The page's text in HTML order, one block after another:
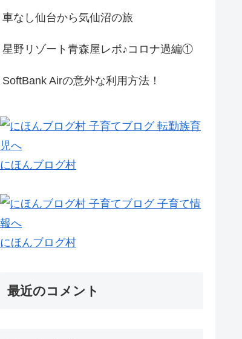
車なし仙台から気仙沼の旅
星野リゾート青森屋レポ♪コロナ過編①
SoftBank Airの意外な利用方法！
にほんブログ村
にほんブログ村
最近のコメント